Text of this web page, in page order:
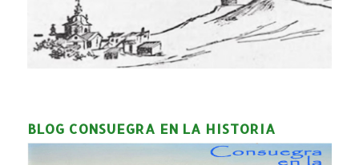
BLOG CONSUEGRA EN LA HISTORIA